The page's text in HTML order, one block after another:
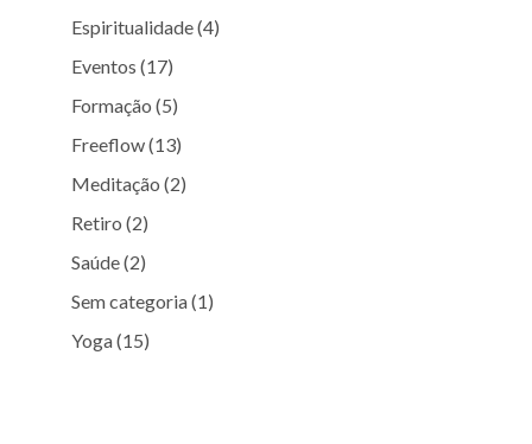
Espiritualidade(4)
Eventos (17)
Formação (5)
Freeflow(13)
Meditação (2)
Retiro (2)
Saúde(2)
Sem categoria(1)
Yoga(15)